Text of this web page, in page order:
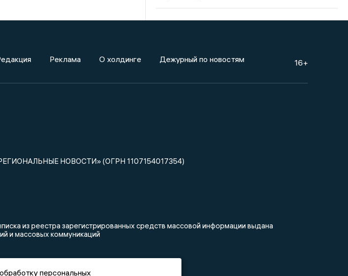
Реклама О холдинге Дежурный по новостям 16+
«РЕГИОНАЛЬНЫЕ НОВОСТИ» (ОГРН 1107154017354)
из реестра зарегистрированных средств массовой информации выдана
и массовых коммуникаций
персональных